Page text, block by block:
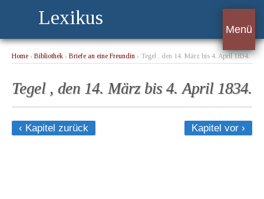
Lexikus
Menü
Home › Bibliothek › Briefe an eine Freundin › Tegel , den 14. März bis 4. April 1834.
Tegel , den 14. März bis 4. April 1834.
‹ Kapitel zurück Kapitel vor ›